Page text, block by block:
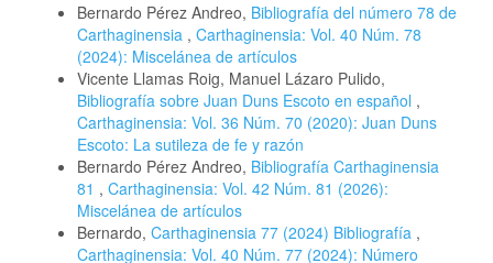
Bernardo Pérez Andreo, Bibliografía del número 78 de
Carthaginensia , Carthaginensia: Vol. 40 Núm. 78
(2024): Miscelánea de artículos
Vicente Llamas Roig, Manuel Lázaro Pulido,
Bibliografía sobre Juan Duns Escoto en español ,
Carthaginensia: Vol. 36 Núm. 70 (2020): Juan Duns
Escoto: La sutileza de fe y razón
Bernardo Pérez Andreo, Bibliografía Carthaginensia
81 , Carthaginensia: Vol. 42 Núm. 81 (2026):
Miscelánea de artículos
Bernardo, Carthaginensia 77 (2024) Bibliografía ,
Carthaginensia: Vol. 40 Núm. 77 (2024): Número